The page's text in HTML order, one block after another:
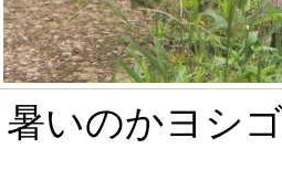
暑いのかヨシ